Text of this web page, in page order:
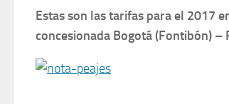
Estas son las tarifas para el 2017
concesionada Bogotá (Fontibón) –